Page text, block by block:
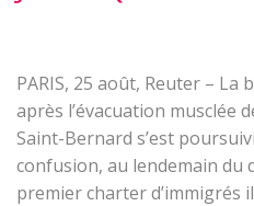
PARIS, 25 août, Reuter –
après l’évacuation musclée
Saint-Bernard s’est
confusion, au lendemain du
premier charter d’immigrés